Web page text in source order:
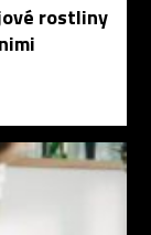
rostliny